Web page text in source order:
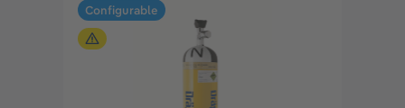
Configurable